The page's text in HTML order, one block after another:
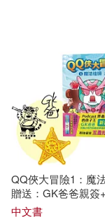
(德)康特洛
(法)勒布朗
(法)盧日金
(法)米歇爾‧
群眾出版社
華夏出版社
財經傳訊(2)
釀出版(2)
QQ俠大冒險1：魔
贈送：GK爸爸親簽
+五芒星黃金徽章刺
中文書